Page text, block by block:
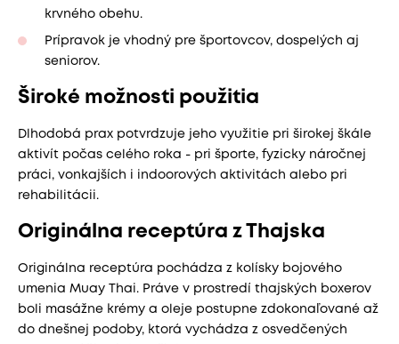
krvného obehu.
Prípravok je vhodný pre športovcov, dospelých aj
seniorov.
Široké možnosti použitia
Dlhodobá prax potvrdzuje jeho využitie pri širokej škále
aktivít počas celého roka - pri športe, fyzicky náročnej
práci, vonkajších i indoorových aktivitách alebo pri
rehabilitácii.
Originálna receptúra z Thajska
Originálna receptúra pochádza z kolísky bojového
umenia Muay Thai. Práve v prostredí thajských boxerov
boli masážne krémy a oleje postupne zdokonaľované až
do dnešnej podoby, ktorá vychádza z osvedčených